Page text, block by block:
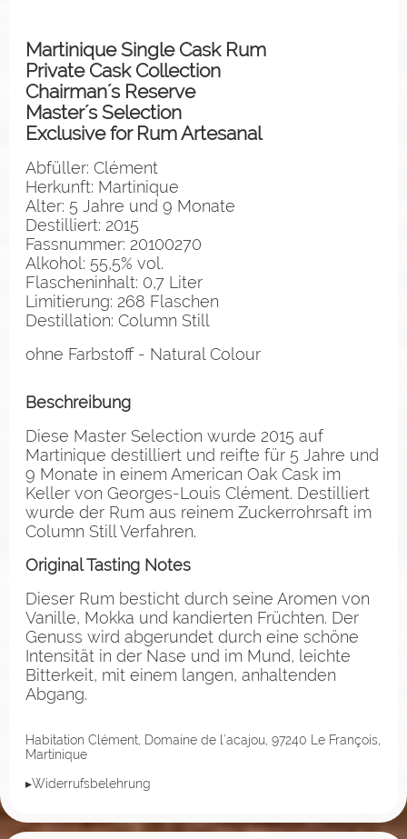
Martinique Single Cask Rum
Private Cask Collection
Chairman´s Reserve
Master´s Selection
Exclusive for Rum Artesanal
Abfüller: Clément
Herkunft: Martinique
Alter: 5 Jahre und 9 Monate
Destilliert: 2015
Fassnummer: 20100270
Alkohol: 55,5% vol.
Flascheninhalt: 0,7 Liter
Limitierung: 268 Flaschen
Destillation: Column Still
ohne Farbstoff - Natural Colour
Beschreibung
Diese Master Selection wurde 2015 auf
Martinique destilliert und reifte für 5 Jahre und
9 Monate in einem American Oak Cask im
Keller von Georges-Louis Clément. Destilliert
wurde der Rum aus reinem Zuckerrohrsaft im
Column Still Verfahren.
Original Tasting Notes
Dieser Rum besticht durch seine Aromen von
Vanille, Mokka und kandierten Früchten. Der
Genuss wird abgerundet durch eine schöne
Intensität in der Nase und im Mund, leichte
Bitterkeit, mit einem langen, anhaltenden
Abgang.
Habitation Clément, Domaine de l’acajou, 97240 Le François,
Martinique
▸Widerrufsbelehrung